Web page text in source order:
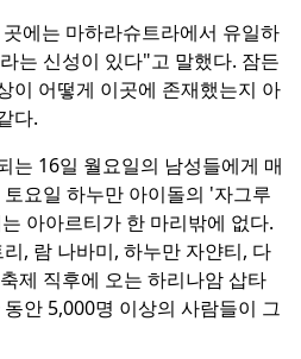
에는 마하라슈트라에서 유일하
는 신성이 있다"고 말했다. 잠든
이 어떻게 이곳에 존재했는지 아
다.
는 16일 월요일의 남성들에게 매
요일 하누만 아이돌의 '자그루
아아르티가 한 마리밖에 없다.
, 람 나바미, 하누만 자얀티, 다
제 직후에 오는 하리나암 삽타
안 5,000명 이상의 사람들이 그